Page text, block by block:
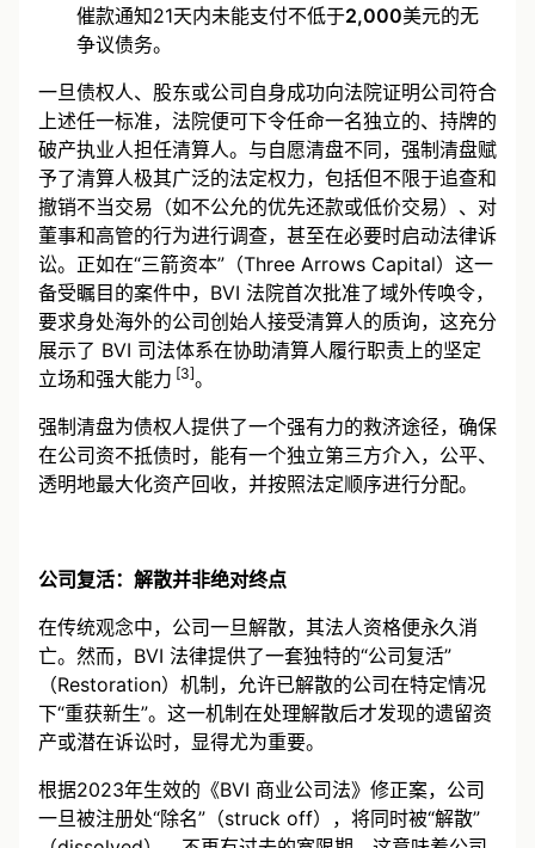
催款通知21天内未能支付不低于2,000美元的无
争议债务。
一旦债权人、股东或公司自身成功向法院证明公司符合
上述任一标准，法院便可下令任命一名独立的、持牌的
破产执业人担任清算人。与自愿清盘不同，强制清盘赋
予了清算人极其广泛的法定权力，包括但不限于追查和
撤销不当交易（如不公允的优先还款或低价交易）、对
董事和高管的行为进行调查，甚至在必要时启动法律诉
讼。正如在“三箭资本”（Three Arrows Capital）这一
备受瞩目的案件中，BVI 法院首次批准了域外传唤令，
要求身处海外的公司创始人接受清算人的质询，这充分
展示了 BVI 司法体系在协助清算人履行职责上的坚定
立场和强大能力 [3]。
强制清盘为债权人提供了一个强有力的救济途径，确保
在公司资不抵债时，能有一个独立第三方介入，公平、
透明地最大化资产回收，并按照法定顺序进行分配。
公司复活：解散并非绝对终点
在传统观念中，公司一旦解散，其法人资格便永久消
亡。然而，BVI 法律提供了一套独特的“公司复活”
（Restoration）机制，允许已解散的公司在特定情况
下“重获新生”。这一机制在处理解散后才发现的遗留资
产或潜在诉讼时，显得尤为重要。
根据2023年生效的《BVI 商业公司法》修正案，公司
一旦被注册处“除名”（struck off），将同时被“解散”